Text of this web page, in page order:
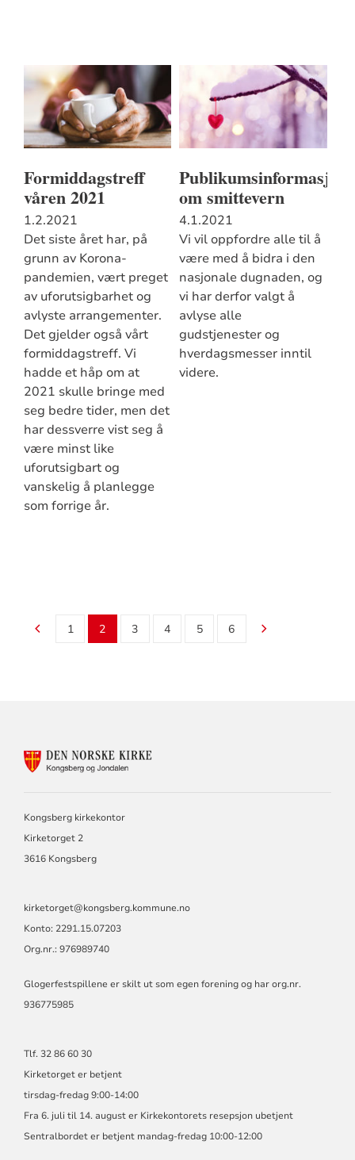
Formiddagstreff
våren 2021
1.2.2021
Det siste året har, på
grunn av Korona-
pandemien, vært preget
av uforutsigbarhet og
avlyste arrangementer.
Det gjelder også vårt
formiddagstreff. Vi
hadde et håp om at
2021 skulle bringe med
seg bedre tider, men det
har dessverre vist seg å
være minst like
uforutsigbart og
vanskelig å planlegge
som forrige år.
Publikumsinformasjon
om smittevern
4.1.2021
Vi vil oppfordre alle til å
være med å bidra i den
nasjonale dugnaden, og
vi har derfor valgt å
avlyse alle
gudstjenester og
hverdagsmesser inntil
videre.
1 2 3 4 5 6
Kongsberg kirkekontor
Kirketorget 2
3616 Kongsberg
kirketorget@kongsberg.kommune.no
Konto: 2291.15.07203
Org.nr.: 976989740
Glogerfestspillene er skilt ut som egen forening og har org.nr.
936775985
Tlf. 32 86 60 30
Kirketorget er betjent
tirsdag-fredag 9:00-14:00
Fra 6. juli til 14. august er Kirkekontorets resepsjon ubetjent
Sentralbordet er betjent mandag-fredag 10:00-12:00